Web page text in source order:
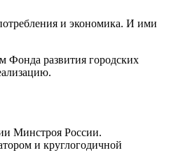
и экономика. И ими
Фонда развития городских
Минстроя России.
и круглогодичной